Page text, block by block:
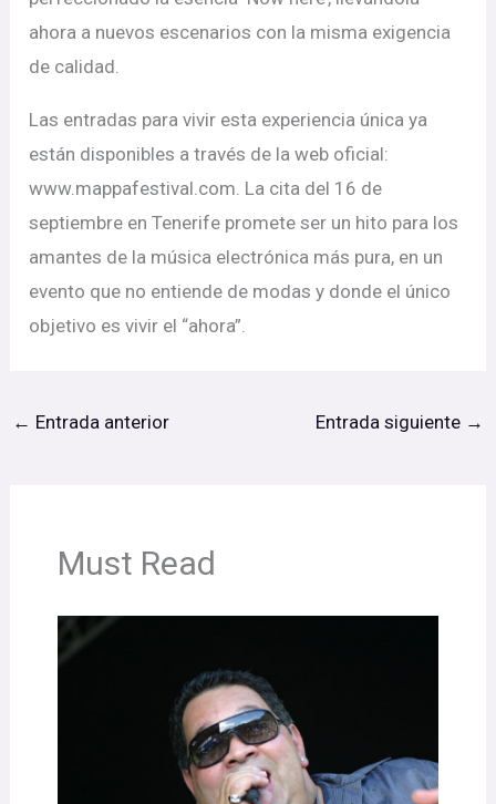
ahora a nuevos escenarios con la misma exigencia
de calidad.
Las entradas para vivir esta experiencia única ya
están disponibles a través de la web oficial:
www.mappafestival.com. La cita del 16 de
septiembre en Tenerife promete ser un hito para los
amantes de la música electrónica más pura, en un
evento que no entiende de modas y donde el único
objetivo es vivir el “ahora”.
← Entrada anterior Entrada siguiente →
Must Read